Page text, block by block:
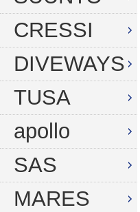
アワビオコシ
その他
フック
ダイブコンピューター
マスク
フィン
フィン
ドライスーツ用フィン
ブーツ
ウィンターグローブ
ドライフード
CRESSI
DIVEWAYS
TUSA
apollo
SAS
MARES